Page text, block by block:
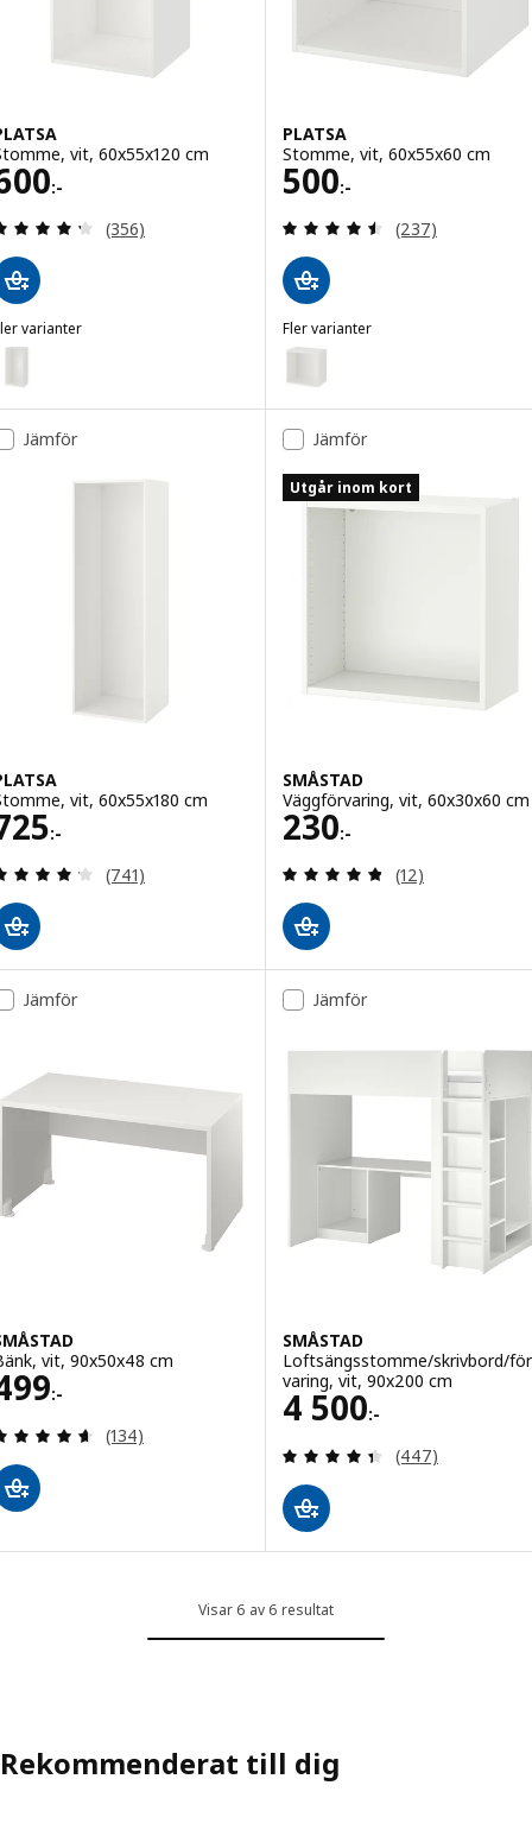
vit, 60x55x120 cm
:-
600:-
Recensera: 4.3 utav 5 stjärnor. Totalt antal
(356)
varianter
PLATSA, Stomme, vit, 60x40x120 cm
PLATSA
Stomme, vit, 60x55x60 cm
500:-
Pris 500:-
Recensera:
(237)
Fler varianter
PLATSA
Variant: PLATSA, Stomme, vit,
Jämför
vit, 60x55x180 cm
:-
725:-
Recensera: 4.2 utav 5 stjärnor. Totalt antal
(741)
Jämför
Utgår inom kort
SMÅSTAD
Väggförvaring, vit, 60x30x60 cm
230:-
Pris 230:-
Recensera:
(12)
Jämför
vit, 90x50x48 cm
:-
499:-
Recensera: 4.6 utav 5 stjärnor. Totalt antal
(134)
Jämför
SMÅSTAD
Loftsängsstomme/skrivbord/för
varing, vit, 90x200 cm
4 500:-
Pris 4500:-
Recensera:
(447)
Visar 6 av 6 resultat
Rekommenderat till dig